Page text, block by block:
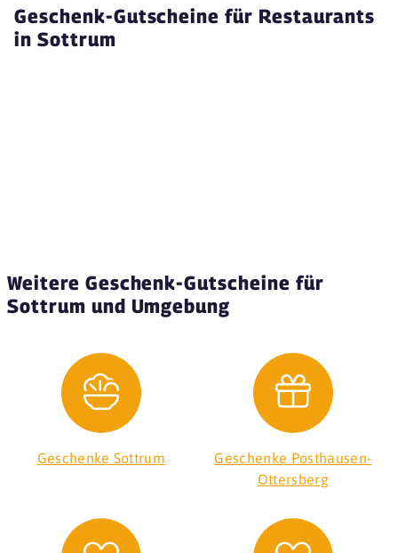
Geschenk-Gutscheine für Restaurants
in Sottrum
Weitere Geschenk-Gutscheine für
Sottrum und Umgebung
Geschenke Sottrum
Geschenke Posthausen-
Ottersberg